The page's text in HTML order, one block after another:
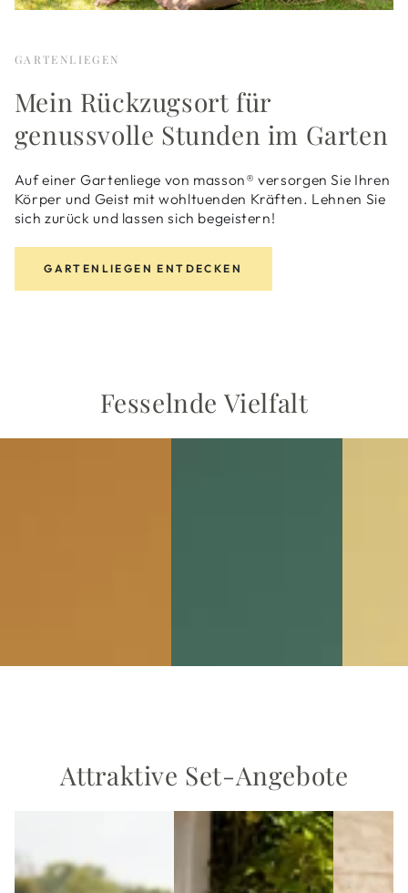
GARTENLIEGEN
Mein Rückzugsort für
genussvolle Stunden im Garten
Auf einer Gartenliege von masson® versorgen Sie Ihren
Körper und Geist mit wohltuenden Kräften. Lehnen Sie
sich zurück und lassen sich begeistern!
GARTENLIEGEN ENTDECKEN
Fesselnde Vielfalt
Attraktive Set-Angebote